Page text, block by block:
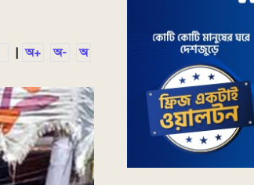
অ+ অ- অ